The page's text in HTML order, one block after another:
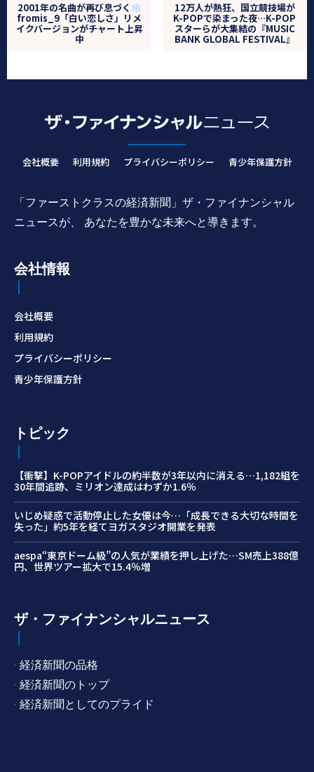
2001年の名曲が再び息づく
fromis_9「白い恋しさ」リメ
イクバージョンがチャート上昇
中
12万人が熱狂、国立競技場が
K-POPで染まった夜…K-POP
スターらが大集結の『MUSIC
BANK GLOBAL FESTIVAL』
会社概要 利用規約 プライバシーポリシー 青少年保護方針
「ファーストクラスの経済新聞」ザ・ファイナンシャル
ニュースが、 あなたを豊かな未来へと導きます。
会社情報
会社概要
利用規約
プライバシーポリシー
青少年保護方針
トピック
【衝撃】K-POPアイドルの約半数が3年以内に消える…1,182組を
30年間追跡、ミリオン達成はわずか1.6％
いじめ疑惑で活動停止した女優は今…「成長できる大切な時間を
失った」約5年を経てヨガスタジオ開業を発表
aespa“東京ドーム級”の人気が業績を押し上げた…SM売上388億
円、世界ツアー拡大で15.4％増
ザ・ファイナンシャルニュース
· 経済新聞の品格
· 経済新聞のトップ
· 経済新聞としてのプライド